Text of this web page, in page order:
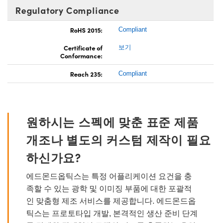
Regulatory Compliance
RoHS 2015: Compliant
Certificate of
Conformance:
보기
Reach 235: Compliant
원하시는 스펙에 맞춘 표준 제품
개조나 별도의 커스텀 제작이 필요
하신가요?
에드몬드옵틱스는 특정 어플리케이션 요건을 충
족할 수 있는 광학 및 이미징 부품에 대한 포괄적
인 맞춤형 제조 서비스를 제공합니다. 에드몬드옵
틱스는 프로토타입 개발, 본격적인 생산 준비 단계